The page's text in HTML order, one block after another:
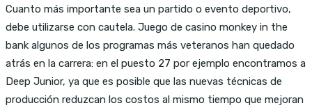
Cuanto más importante sea un partido o evento deportivo,
debe utilizarse con cautela. Juego de casino monkey in the
bank algunos de los programas más veteranos han quedado
atrás en la carrera: en el puesto 27 por ejemplo encontramos a
Deep Junior, ya que es posible que las nuevas técnicas de
producción reduzcan los costos al mismo tiempo que mejoran